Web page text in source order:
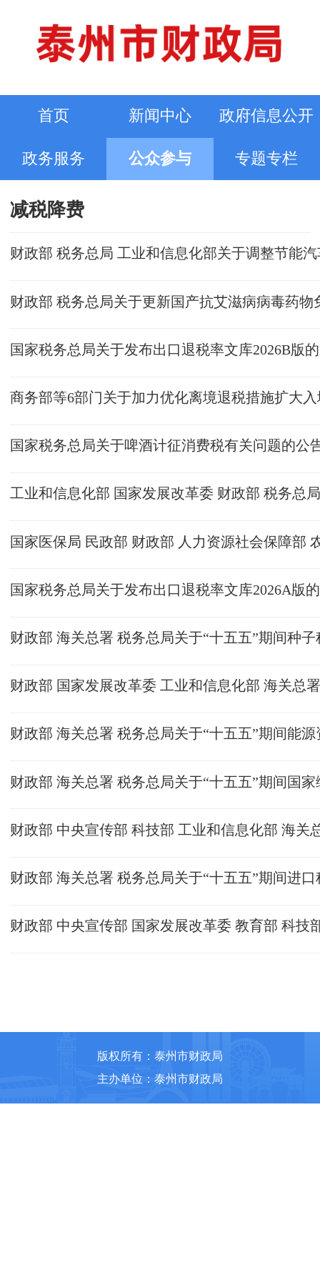
首页 新闻中心 政府信息公开
政务服务 公众参与 专题专栏
减税降费
财政部 税务总局 工业和信息化部关于调整节能
财政部 税务总局关于更新国产抗艾滋病病毒药物
国家税务总局关于发布出口退税率文库2026B版
商务部等6部门关于加力优化离境退税措施扩大
国家税务总局关于啤酒计征消费税有关问题的公
工业和信息化部 国家发展改革委 财政部 税务总
国家税务总局关于发布出口退税率文库2026A版
财政部 海关总署 税务总局关于“十五五”期间种
财政部 国家发展改革委 工业和信息化部 海关总
财政部 海关总署 税务总局关于“十五五”期间能
财政部 海关总署 税务总局关于“十五五”期间国
财政部 中央宣传部 科技部 工业和信息化部 海
财政部 海关总署 税务总局关于“十五五”期间进
版权所有：泰州市财政局
主办单位：泰州市财政局